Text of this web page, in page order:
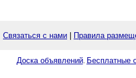
Связаться с нами Правила
Доска объявлений. Бесплатные